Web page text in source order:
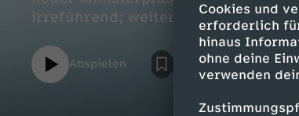
Cookies und
erforderlich
hinaus
ohne deine
verwenden
irreführend; weiteren Nachrichten
Abspielen